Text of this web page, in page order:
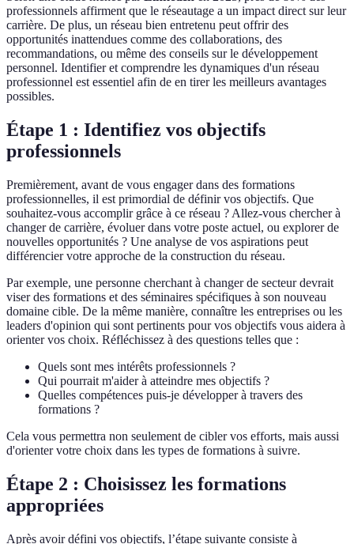
professionnels affirment que le réseautage a un impact direct sur leur
carrière. De plus, un réseau bien entretenu peut offrir des
opportunités inattendues comme des collaborations, des
recommandations, ou même des conseils sur le développement
personnel. Identifier et comprendre les dynamiques d'un réseau
professionnel est essentiel afin de en tirer les meilleurs avantages
possibles.
Étape 1 : Identifiez vos objectifs
professionnels
Premièrement, avant de vous engager dans des formations
professionnelles, il est primordial de définir vos objectifs. Que
souhaitez-vous accomplir grâce à ce réseau ? Allez-vous chercher à
changer de carrière, évoluer dans votre poste actuel, ou explorer de
nouvelles opportunités ? Une analyse de vos aspirations peut
différencier votre approche de la construction du réseau.
Par exemple, une personne cherchant à changer de secteur devrait
viser des formations et des séminaires spécifiques à son nouveau
domaine cible. De la même manière, connaître les entreprises ou les
leaders d'opinion qui sont pertinents pour vos objectifs vous aidera à
orienter vos choix. Réfléchissez à des questions telles que :
Quels sont mes intérêts professionnels ?
Qui pourrait m'aider à atteindre mes objectifs ?
Quelles compétences puis-je développer à travers des
formations ?
Cela vous permettra non seulement de cibler vos efforts, mais aussi
d'orienter votre choix dans les types de formations à suivre.
Étape 2 : Choisissez les formations
appropriées
Après avoir défini vos objectifs, l’étape suivante consiste à